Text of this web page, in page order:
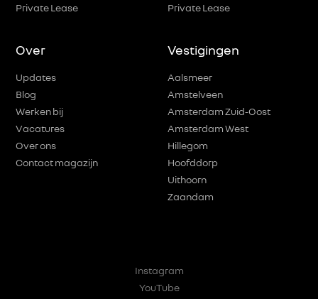
Private Lease
Private Lease
Over
Updates
Blog
Werken bij
Vacatures
Over ons
Contact magazijn
Vestigingen
Aalsmeer
Amstelveen
Amsterdam Zuid-Oost
Amsterdam West
Hillegom
Hoofddorp
Uithoorn
Zaandam
Instagram
YouTube